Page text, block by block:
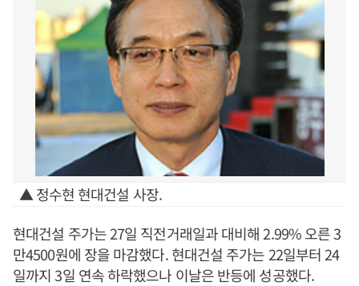
▲ 정수현 현대건설 사장.
현대건설 주가는 27일 직전거래일과 대비해 2.99% 오른 3
만4500원에 장을 마감했다. 현대건설 주가는 22일부터 24
일까지 3일 연속 하락했으나 이날은 반등에 성공했다.